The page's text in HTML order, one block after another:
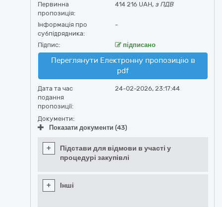
Первинна
пропозиція:
414 216 UAH, з ПДВ
Інформація про
субпідрядника:
-
Підпис: підписано
Переглянути Електронну пропозицію в
pdf
Дата та час
подання
пропозиції:
24-02-2026, 23:17:44
Документи:
Показати документи (43)
+
Підстави для відмови в участі у
процедурі закупівлі
+ Інші